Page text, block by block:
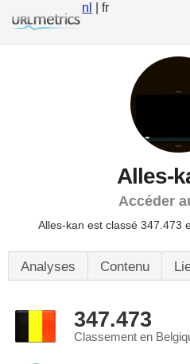
nl | fr
Alles-
Accéder
Alles-kan est classé 347.473
Analyses Contenu
347.473
Classement en